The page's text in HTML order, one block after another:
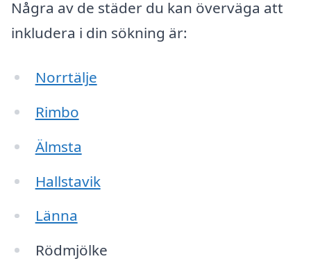
Några av de städer du kan överväga att
inkludera i din sökning är:
Norrtälje
Rimbo
Älmsta
Hallstavik
Länna
Rödmjölke